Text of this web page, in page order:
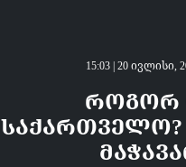
15:03 | 20 ივლისი,
ᲠᲝᲒᲝᲠ
ᲡᲐᲥᲐᲠᲗᲕᲔᲚᲝ?